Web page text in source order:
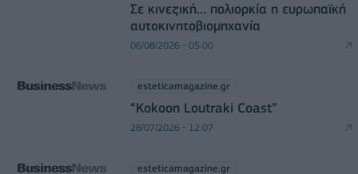
Σε κινεζική… πολιορκία η ευρωπαϊκή
αυτοκινητοβιομηχανία
06/08/2026 - 05:00
esteticamagazine.gr
“Kokoon Loutraki Coast”
28/07/2026 - 12:07
esteticamagazine.gr